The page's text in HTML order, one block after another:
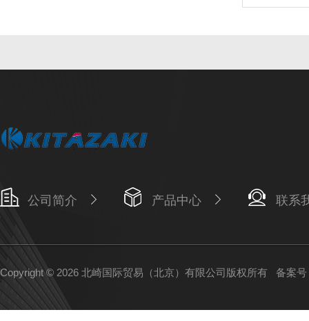
公司简介 产品中心 联系
Copyright © 2026 北崎国际贸易（北京）有限公司版权所有 备案号